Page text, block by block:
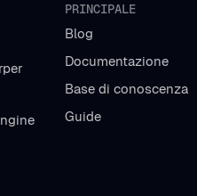
PRINCIPALE
Blog
Documentazione
Base di conoscenza
Guide